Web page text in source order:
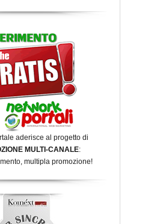
aderisce al progetto di
MULTI-CANALE:
multipla promozione!